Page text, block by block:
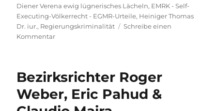
am
Diener Verena ewig lügnerisches Lächeln, EMRK - Self-
Executing-Völkerrecht - EGMR-Urteile, Heiniger Thomas
Dr. iur., Regierungskriminalität
Schreibe einen
Kommentarzu
Verena
&
Thomas
Bezirksrichter Roger
Weber, Eric Pahud &